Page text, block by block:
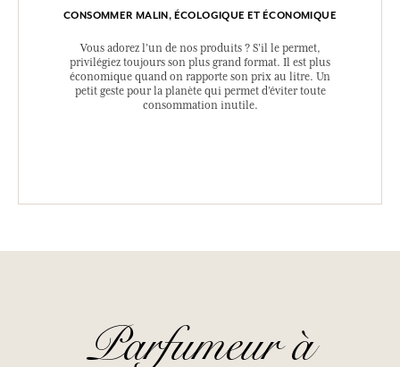
CONSOMMER MALIN, ÉCOLOGIQUE ET ÉCONOMIQUE
Vous adorez l’un de nos produits ? S’il le permet,
privilégiez toujours son plus grand format. Il est plus
économique quand on rapporte son prix au litre. Un
petit geste pour la planète qui permet d’éviter toute
consommation inutile.
Parfumeur à